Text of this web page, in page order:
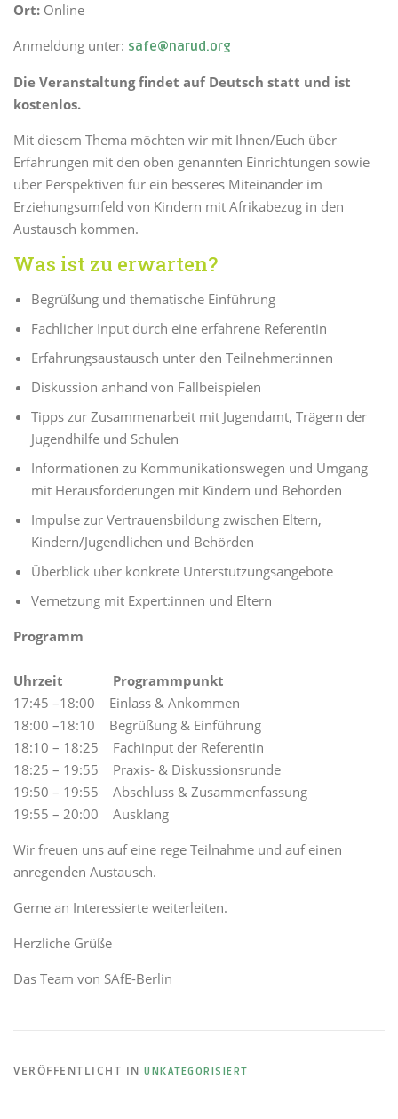
Ort: Online
Anmeldung unter: safe@narud.org
Die Veranstaltung findet auf Deutsch statt und ist
kostenlos.
Mit diesem Thema möchten wir mit Ihnen/Euch über
Erfahrungen mit den oben genannten Einrichtungen sowie
über Perspektiven für ein besseres Miteinander im
Erziehungsumfeld von Kindern mit Afrikabezug in den
Austausch kommen.
Was ist zu erwarten?
Begrüßung und thematische Einführung
Fachlicher Input durch eine erfahrene Referentin
Erfahrungsaustausch unter den Teilnehmer:innen
Diskussion anhand von Fallbeispielen
Tipps zur Zusammenarbeit mit Jugendamt, Trägern der
Jugendhilfe und Schulen
Informationen zu Kommunikationswegen und Umgang
mit Herausforderungen mit Kindern und Behörden
Impulse zur Vertrauensbildung zwischen Eltern,
Kindern/Jugendlichen und Behörden
Überblick über konkrete Unterstützungsangebote
Vernetzung mit Expert:innen und Eltern
Programm
Uhrzeit Programmpunkt
17:45 –18:00 Einlass & Ankommen
18:00 –18:10 Begrüßung & Einführung
18:10 – 18:25 Fachinput der Referentin
18:25 – 19:55 Praxis- & Diskussionsrunde
19:50 – 19:55 Abschluss & Zusammenfassung
19:55 – 20:00 Ausklang
Wir freuen uns auf eine rege Teilnahme und auf einen
anregenden Austausch.
Gerne an Interessierte weiterleiten.
Herzliche Grüße
Das Team von SAfE-Berlin
VERÖFFENTLICHT IN UNKATEGORISIERT